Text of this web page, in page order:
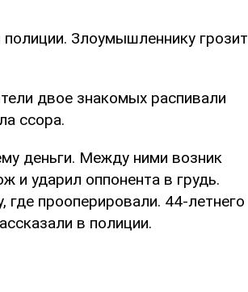
полиции. Злоумышленнику грозит
двое знакомых распивали
ссора.
деньги. Между ними возник
и ударил оппонента в грудь.
где прооперировали. 44-летнего
в полиции.